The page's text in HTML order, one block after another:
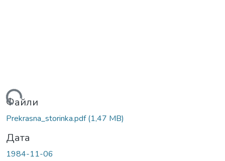
Файли
Prekrasna_storinka.pdf(1,47 MB)
Дата
1984-11-06